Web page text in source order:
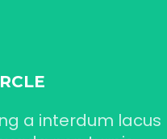
a interdum lacus